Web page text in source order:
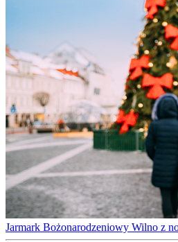
Jarmark Bożonarodzeniowy Wilno z